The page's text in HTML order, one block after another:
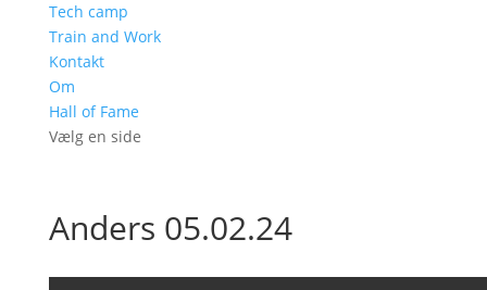
Tech camp
Train and Work
Kontakt
Om
Hall of Fame
Vælg en side
Anders 05.02.24